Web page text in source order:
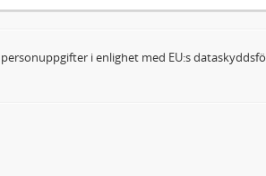
i enlighet med EU:s